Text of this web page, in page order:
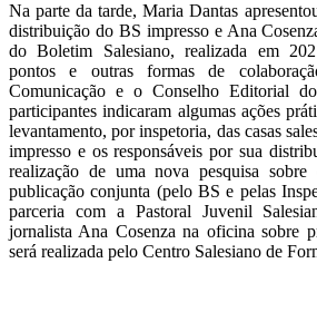
Na parte da tarde, Maria Dantas
distribuição do BS impresso e Ana
do Boletim Salesiano, realizada em
pontos e outras formas de
Comunicação e o Conselho Editorial
participantes indicaram algumas ações
levantamento, por inspetoria, das casas
impresso e os responsáveis por sua
realização de uma nova pesquisa
publicação conjunta (pelo BS e pelas
parceria com a Pastoral Juvenil
jornalista Ana Cosenza na oficina sobre
será realizada pelo Centro Salesiano de